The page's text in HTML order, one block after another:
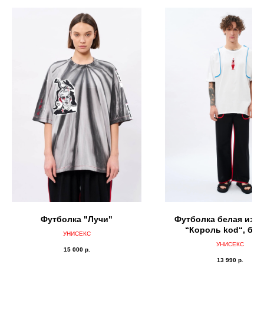
Футболка "Лучи"
УНИСЕКС
15 000 р.
Футболка белая из
“Король kod“,
УНИСЕКС
13 990 р.